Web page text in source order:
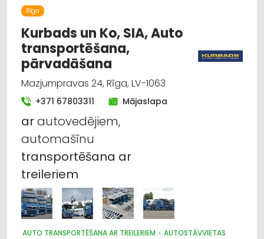
Rīga
Kurbads un Ko, SIA, Auto
transportēšana,
pārvadāšana
Mazjumpravas 24, Rīga, LV-1063
+371 67803311 Mājaslapa
arautovedējiem,
automašīnu
transportēšana ar
treileriem
AUTO TRANSPORTĒŠANA AR TREILERIEM
AUTOSTĀVVIETAS